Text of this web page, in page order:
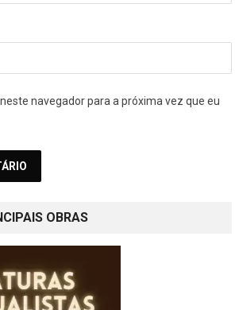
navegador para a próxima vez que eu
OBRAS